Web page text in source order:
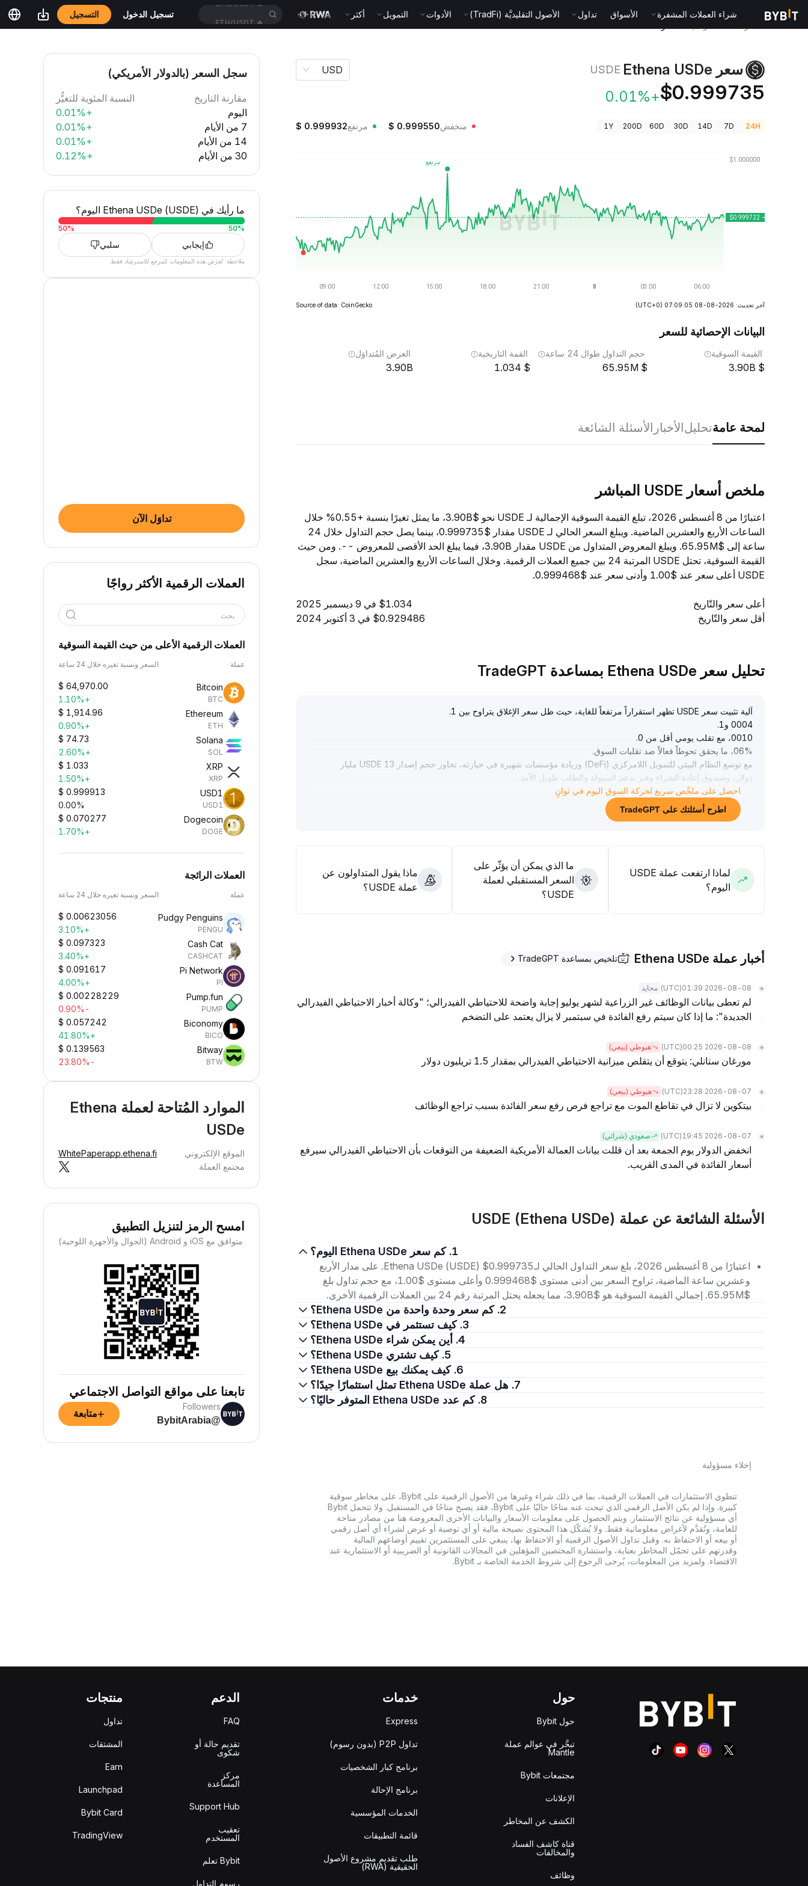
شراء العملات المشفرة الأسواق تداول الأصول التقليديَّة (TradFi) الأدوات التمويل أكثر تسجيل الدخول التسجيل
سعر Ethena USDe USDE
$0.999735
+0.01%
USD
24H
7D
14D
30D
60D
200D
1Y منخفض $ 0.999550 مرتفع $ 0.999932
آخر تحديث: 2026-08-08 07:09:05 (UTC+0)
Source of data: CoinGecko
البيانات الإحصائية للسعر
القيمة السوقية
3.90B
حجم التداول طوال 24 ساعة
65.95M
القمة التاريخية
1.034
العرض المُتداوَل
3.90B
لمحة عامةتحليلالأخبار الأسئلة الشائعة
ملخص أسعار USDE المباشر
اعتبارًا من 8 أغسطس 2026، تبلغ القيمة السوقية الإجمالية لـ USDE نحو $3.90B، ما يمثل تغيرًا بنسبة +0.55% خلال
الساعات الأربع والعشرين الماضية. ويبلغ السعر الحالي لـ USDE مقدار $0.999735، بينما يصل حجم التداول خلال 24
ساعة إلى $65.95M. ويبلغ المعروض المتداول من USDE مقدار 3.90B، فيما يبلغ الحد الأقصى للمعروض --. ومن حيث
القيمة السوقية، تحتل USDE المرتبة 24 بين جميع العملات الرقمية. وخلال الساعات الأربع والعشرين الماضية، سجل
USDE أعلى سعر عند $1.00 وأدنى سعر عند $0.999468.
أعلى سعر والتّاريخ
$1.034 في 9 ديسمبر 2025
أقل سعر والتّاريخ
$0.929486 في 3 أكتوبر 2024
تحليل سعر Ethena USDe بمساعدة TradeGPT
آلية تثبيت سعر USDE تظهر استقراراً مرتفعاً للغاية، حيث ظل سعر الإغلاق يتراوح بين 1
.
0004 و1
.
0010، مع تقلب يومي أقل من 0
.
06%، ما يحقق تحوطاً فعالاً ضد تقلبات السوق
.
مع توسع النظام البيئي للتمويل اللامركزي (DeFi) وزيادة مؤسسات شهيرة في حيازته، تجاوز حجم إصدار USDE 13 مليار
دولار، وصندوق إعادة الشراء وفير يدعم السيولة والطلب طويل الأمد
في ظل ارتفاع منحنى عوائد السندات الأمريكية وانكماش علاوة المخاطر الخالية من المخاطر، ازدادت جاذبية استراتيجيات
تخصيص العملات المستقرة بشكل ملحوظ .
يُنصح برفع وزن USDE في محفظة الأصول المتنوعة بشكل معتدل في مرحلة عودة شهية المخاطر للسوق، وزيادة الطلب على
احصل على ملخّص سريع لحركة السوق اليوم في ثوانٍ
اطرح أسئلتك على TradeGPT
لماذا ارتفعت عملة USDE
اليوم؟
ما الذي يمكن أن يؤثّر على
السعر المستقبلي لعملة
USDE؟
ماذا يقول المتداولون عن
عملة USDE؟
أخبار عملة Ethena USDe تلخيص بمساعدة TradeGPT
2026-08-08 01:39
(UTC) محايد
لم تعطى بيانات الوظائف غير الزراعية لشهر يوليو إجابة واضحة للاحتياطي الفيدرالي؛ "وكالة أخبار الاحتياطي الفيدرالي
الجديدة": ما إذا كان سيتم رفع الفائدة في سبتمبر لا يزال يعتمد على التضخم
2026-08-08 00:25
(UTC) هبوطي (بيعي)
مورغان ستانلي: يتوقع أن يتقلص ميزانية الاحتياطي الفيدرالي بمقدار 1.5 تريليون دولار
2026-08-07 23:28
(UTC) هبوطي (بيعي)
بيتكوين لا تزال في تقاطع الموت مع تراجع فرص رفع سعر الفائدة بسبب تراجع الوظائف
2026-08-07 19:45
(UTC) صعودي (شرائي)
انخفض الدولار يوم الجمعة بعد أن قللت بيانات العمالة الأمريكية الضعيفة من التوقعات بأن الاحتياطي الفيدرالي سيرفع
أسعار الفائدة في المدى القريب.
الأسئلة الشائعة عن عملة USDE (Ethena USDe)
1. كم سعر Ethena USDe اليوم؟
اعتبارًا من 8 أغسطس 2026، بلغ سعر التداول الحالي لـEthena USDe (USDE) $0.999735. على مدار الأربع
وعشرين ساعة الماضية، تراوح السعر بين أدنى مستوى $0.999468 وأعلى مستوى $1.00، مع حجم تداول بلغ
$65.95M. إجمالي القيمة السوقية هو $3.90B، مما يجعله يحتل المرتبة رقم 24 بين العملات الرقمية الأخرى.
2. كم سعر وحدة واحدة من Ethena USDe؟
3. كيف تستثمر في Ethena USDe؟
4. أين يمكن شراء Ethena USDe؟
5. كيف تشتري Ethena USDe؟
6. كيف يمكنك بيع Ethena USDe؟
7. هل عملة Ethena USDe تمثل استثمارًا جيدًا؟
8. كم عدد Ethena USDe المتوفر حاليًا؟
إخلاء مسؤولية
تنطوي الاستثمارات في العملات الرقمية، بما في ذلك شراء وغيرها من الأصول الرقمية على Bybit، على مخاطر سوقية
كبيرة. وإذا لم يكن الأصل الرقمي الذي تبحث عنه متاحًا حاليًا على Bybit، فقد يصبح متاحًا في المستقبل. ولا تتحمل Bybit
أي مسؤولية عن نتائج الاستثمار. ويتم الحصول على معلومات الأسعار والبيانات الأخرى المعروضة هنا من مصادر متاحة
للعامة، وتُقدَّم لأغراض معلوماتية فقط. ولا يُشكّل هذا المحتوى نصيحة مالية أو أي توصية أو عرض لشراء أي أصل رقمي
أو بيعه أو الاحتفاظ به. وقبل تداول الأصول الرقمية أو الاحتفاظ بها، ينبغي على المستثمرين تقييم أوضاعهم المالية
وقدرتهم على تحمّل المخاطر بعناية، واستشارة المختصين المؤهلين في المجالات القانونية أو الضريبية أو الاستثمارية عند
الاقتضاء. ولمزيد من المعلومات، يُرجى الرجوع إلى شروط الخدمة الخاصة بـ Bybit.
سجل السعر (بالدولار الأمريكي)
مقارنة التاريخ
النسبة المئوية للتغيُّر
اليوم
+0.01%
7 من الأيام
+0.01%
14 من الأيام
+0.01%
30 من الأيام
+0.12%
ما رأيك في Ethena USDe (USDE) اليوم؟
50%
50%
إيجابي سلبي
ملاحظة: تُعرَض هذه المعلومات كمرجع للاسترشاد فقط.
تداوَل الآن
العملات الرقمية الأكثر رواجًا
بحث
العملات الرقمية الأعلى من حيث القيمة السوقية
عملة السعر ونسبة تغيره خلال 24 ساعة
Bitcoin
BTC
$ 64,970.00
+1.10%
Ethereum
ETH
$ 1,914.96
+0.90%
Solana
SOL
$ 74.73
+2.60%
XRP
XRP
$ 1.033
+1.50%
USD1
USD1
$ 0.999913
0.00%
Dogecoin
DOGE
$ 0.070277
+1.70%
العملات الرائجة
عملة السعر ونسبة تغيره خلال 24 ساعة
Pudgy Penguins
PENGU
$ 0.00623056
+3.10%
Cash Cat
CASHCAT
$ 0.097323
+3.40%
Pi Network
PI
$ 0.091617
+4.00%
Pump.fun
PUMP
$ 0.00228229
-0.90%
Biconomy
BICO
$ 0.057242
+41.80%
Bitway
BTW
$ 0.139563
-23.80%
الموارد المُتاحة لعملة Ethena
USDe
الموقع الإلكتروني app.ethena.fi
WhitePaper
مجتمع العملة
امسح الرمز لتنزيل التطبيق
متوافق مع iOS و Android (الجوال والأجهزة اللوحية)
تابعنا على مواقع التواصل الاجتماعي
Followers
@BybitArabia
+متابعة
حول
حول Bybit
تبحَّر في عوالم عملة
Mantle
مجتمعات Bybit
الإعلانات
الكشف عن المخاطر
قناة كاشف الفساد
والمخالفات
وظائف
خدمات
Express
تداول P2P (بدون رسوم)
برنامج كبار الشخصيات
برنامج الإحالة
الخدمات المؤسسية
قائمة التطبيقات
طلب تقديم مشروع الأصول
الحقيقية (RWA)
الدعم
FAQ
تقديم حالة أو
شكوى
مركز
المساعدة
Support Hub
تعقيب
المستخدم
Bybit تعلم
رسوم التداول
منتجات
تداول
المشتقات
Earn
Launchpad
Bybit Card
TradingView